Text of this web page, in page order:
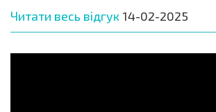
Читати весь відгук 14-02-2025